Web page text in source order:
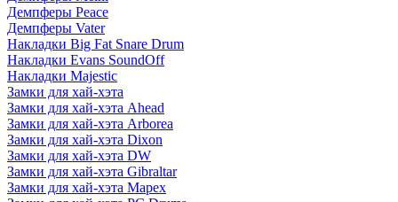
Демпферы Peace
Демпферы Vater
Накладки Big Fat Snare Drum
Накладки Evans SoundOff
Накладки Majestic
Замки для хай-хэта
Замки для хай-хэта Ahead
Замки для хай-хэта Arborea
Замки для хай-хэта Dixon
Замки для хай-хэта DW
Замки для хай-хэта Gibraltar
Замки для хай-хэта Mapex